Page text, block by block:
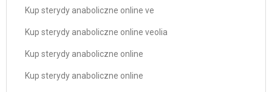
Kup sterydy anaboliczne online ve
Kup sterydy anaboliczne online veolia
Kup sterydy anaboliczne online
Kup sterydy anaboliczne online